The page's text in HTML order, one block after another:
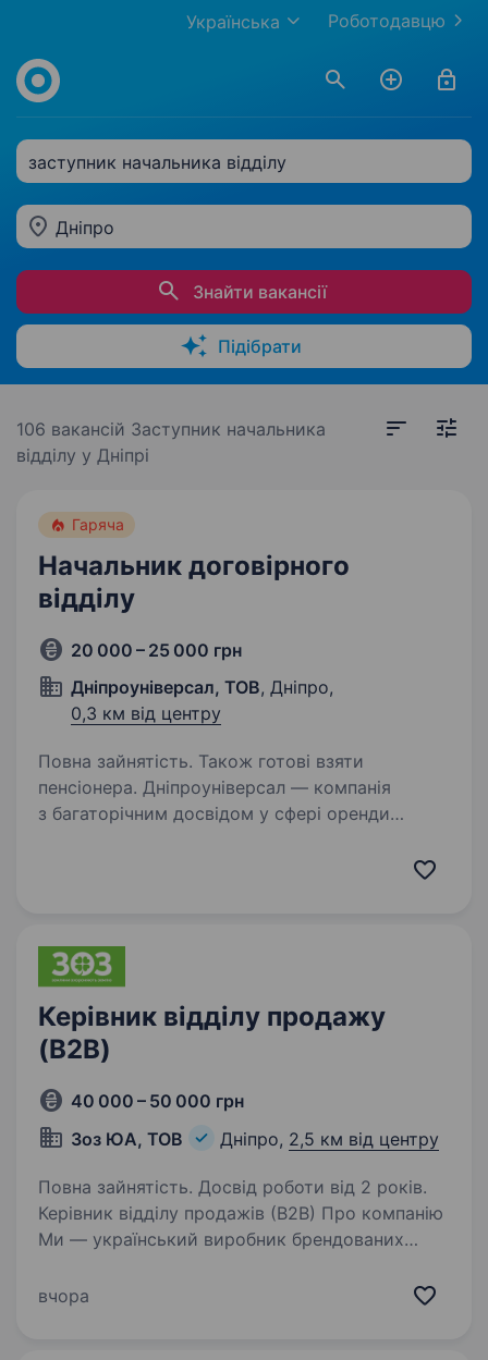
Роботодавцю
Українська
заступник начальника відділу
Дніпро
Знайти вакансії
Підібрати
106 вакансій Заступник начальника
відділу у Дніпрі
Гаряча
Начальник договірного
відділу
20 000 – 25 000 грн
Дніпроуніверсал, ТОВ, Дніпро,
0,3 км від центру
Повна зайнятість. Також готові взяти
пенсіонера. Дніпроуніверсал — компанія
з багаторічним досвідом у сфері оренди
Керівник відділу продажу
(B2B)
40 000 – 50 000 грн
Зоз ЮА, ТОВ
Дніпро, 2,5 км від центру
Повна зайнятість. Досвід роботи від 2 років.
Керівник відділу продажів (B2B) Про компанію
Ми — український виробник брендованих
Допомагаємо компаніям створювати якісний
вчора